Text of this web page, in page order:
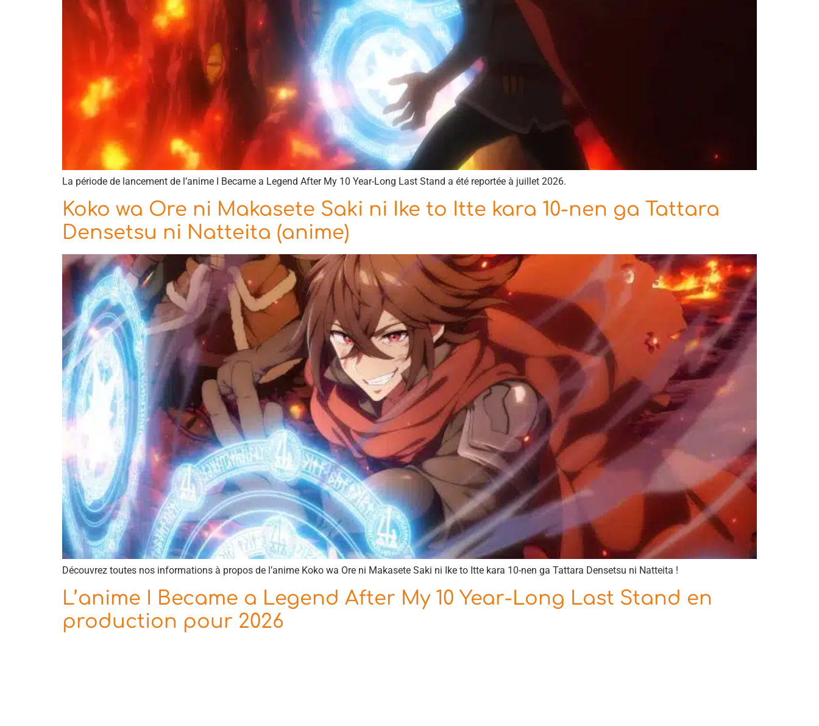
La période de lancement de l’anime I Became a Legend After My 10 Year-Long Last Stand a été reportée à juillet 2026.
Koko wa Ore ni Makasete Saki ni Ike to Itte kara 10-nen ga Tattara
Densetsu ni Natteita (anime)
Découvrez toutes nos informations à propos de l’anime Koko wa Ore ni Makasete Saki ni Ike to Itte kara 10-nen ga Tattara Densetsu ni Natteita !
L’anime I Became a Legend After My 10 Year-Long Last Stand en
production pour 2026